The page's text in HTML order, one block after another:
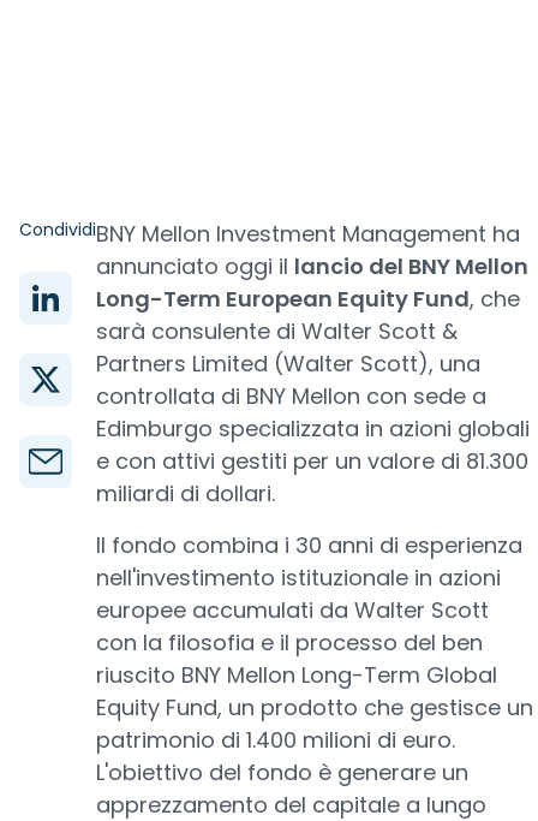
CondividiBNY Mellon Investment Management ha
annunciato oggi il lancio del BNY Mellon
Long-Term European Equity Fund, che
sarà consulente di Walter Scott &
Partners Limited (Walter Scott), una
controllata di BNY Mellon con sede a
Edimburgo specializzata in azioni globali
e con attivi gestiti per un valore di 81.300
miliardi di dollari.
Il fondo combina i 30 anni di esperienza
nell'investimento istituzionale in azioni
europee accumulati da Walter Scott
con la filosofia e il processo del ben
riuscito BNY Mellon Long-Term Global
Equity Fund, un prodotto che gestisce un
patrimonio di 1.400 milioni di euro.
L'obiettivo del fondo è generare un
apprezzamento del capitale a lungo